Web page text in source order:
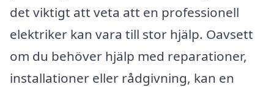
det viktigt att veta att en professionell
elektriker kan vara till stor hjälp. Oavsett
om du behöver hjälp med reparationer,
installationer eller rådgivning, kan en